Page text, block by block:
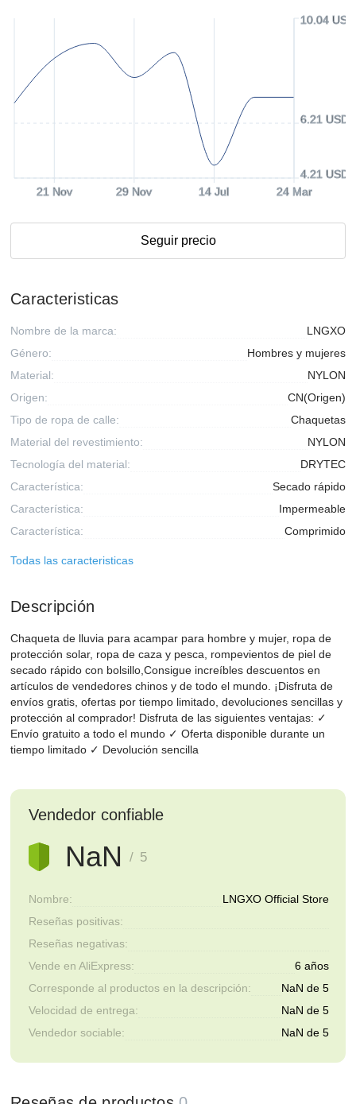
21 Nov 29 Nov 14 Jul 24 Mar
4.21 USD
6.21 USD
10.04 USD
Seguir precio
Caracteristicas
Nombre de la marca:
LNGXO
Género:
Hombres y mujeres
Material:
NYLON
Origen:
CN(Origen)
Tipo de ropa de calle:
Chaquetas
Material del revestimiento:
NYLON
Tecnología del material:
DRYTEC
Característica:
Secado rápido
Característica:
Impermeable
Característica:
Comprimido
Todas las caracteristicas
Descripción
Chaqueta de lluvia para acampar para hombre y mujer, ropa de
protección solar, ropa de caza y pesca, rompevientos de piel de
secado rápido con bolsillo,Consigue increíbles descuentos en
artículos de vendedores chinos y de todo el mundo. ¡Disfruta de
envíos gratis, ofertas por tiempo limitado, devoluciones sencillas y
protección al comprador! Disfruta de las siguientes ventajas: ✓
Envío gratuito a todo el mundo ✓ Oferta disponible durante un
tiempo limitado ✓ Devolución sencilla
Vendedor confiable
NaN / 5
Nombre:
LNGXO Official Store
Reseñas positivas:
Reseñas negativas:
Vende en AliExpress:
6 años
Corresponde al productos en la descripción:
NaN de 5
Velocidad de entrega:
NaN de 5
Vendedor sociable:
NaN de 5